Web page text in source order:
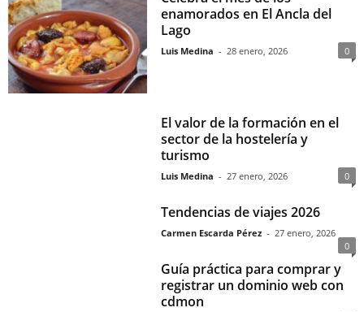
enamorados en El Ancla del
Lago
Luis Medina - 28 enero, 2026 0
El valor de la formación en el
sector de la hostelería y
turismo
Luis Medina - 27 enero, 2026 0
Tendencias de viajes 2026
Carmen Escarda Pérez - 27 enero, 2026
0
Guía práctica para comprar y
registrar un dominio web con
cdmon